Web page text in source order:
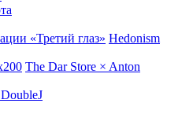
«Третий глаз» Hedonism
The Dar Store × Anton